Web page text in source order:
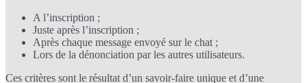
A l’inscription ;
Juste après l’inscription ;
Après chaque message envoyé sur le chat ;
Lors de la dénonciation par les autres utilisateurs.
Ces critères sont le résultat d’un savoir-faire unique et d’une